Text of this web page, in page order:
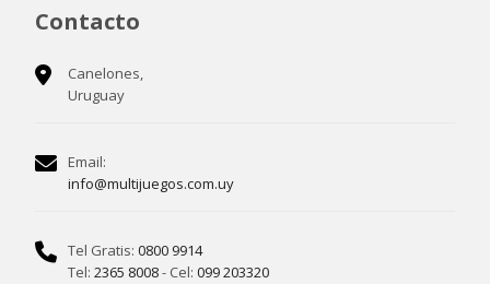
Contacto
Canelones,
Uruguay
Email:
info@multijuegos.com.uy
Tel Gratis: 0800 9914
Tel: 2365 8008- Cel: 099 203320